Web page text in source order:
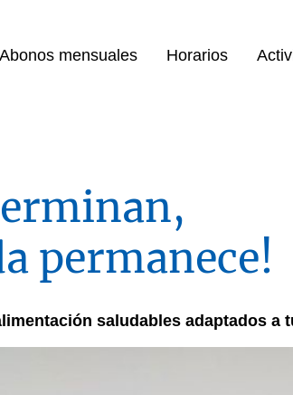
Abonos mensuales Horarios
permanece!
saludables adaptados a